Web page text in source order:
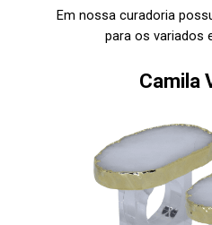
Em nossa curadoria
para os variados
Camila